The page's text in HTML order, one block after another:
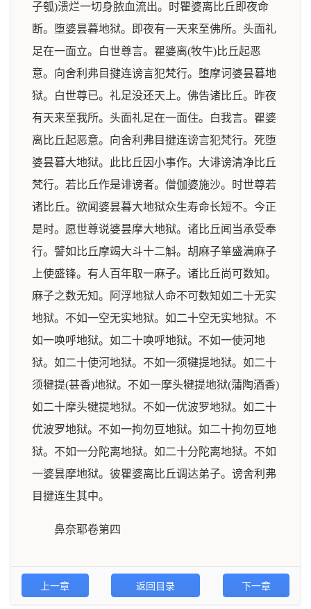
子瓠)溃烂一切身脓血流出。时瞿婆离比丘即夜命
断。堕婆昙暮地狱。即夜有一天来至佛所。头面礼
足在一面立。白世尊言。瞿婆离(牧牛)比丘起恶
意。向舍利弗目揵连谤言犯梵行。堕摩诃婆昙暮地
狱。白世尊已。礼足没还天上。佛告诸比丘。昨夜
有天来至我所。头面礼足在一面住。白我言。瞿婆
离比丘起恶意。向舍利弗目揵连谤言犯梵行。死堕
婆昙暮大地狱。此比丘因小事作。大诽谤清净比丘
梵行。若比丘作是诽谤者。僧伽婆施沙。时世尊若
诸比丘。欲闻婆昙暮大地狱众生寿命长短不。今正
是时。愿世尊说婆昙摩大地狱。诸比丘闻当承受奉
行。譬如比丘摩竭大斗十二斛。胡麻子箪盛满麻子
上使盛锋。有人百年取一麻子。诸比丘尚可数知。
麻子之数无知。阿浮地狱人命不可数知如二十无实
地狱。不如一空无实地狱。如二十空无实地狱。不
如一唤呼地狱。如二十唤呼地狱。不如一使河地
狱。如二十使河地狱。不如一须犍提地狱。如二十
须犍提(甚香)地狱。不如一摩头犍提地狱(蒲陶酒香)
如二十摩头犍提地狱。不如一优波罗地狱。如二十
优波罗地狱。不如一拘勿豆地狱。如二十拘勿豆地
狱。不如一分陀离地狱。如二十分陀离地狱。不如
一婆昙摩地狱。彼瞿婆离比丘调达弟子。谤舍利弗
目揵连生其中。
鼻奈耶卷第四
上一章 返回目录 下一章